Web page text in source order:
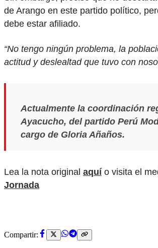
de Arango en este partido político,
debe estar afiliado.
“No tengo ningún problema, la
actitud y deslealtad que tuvo con
Actualmente la coordinación
Ayacucho, del partido Perú
cargo de Gloria Añaños.
Lea la nota original aquío visita el
Jornada
Compartir: